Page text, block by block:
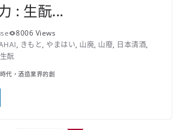
: 生酛...
8006 Views
, きもと, やまはい, 山廃, 山廢, 日本清酒,
生酛
代，酒造業界的創